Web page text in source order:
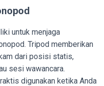
untuk menjaga
Tripod memberikan
dari posisi statis,
sesi wawancara.
digunakan ketika Anda